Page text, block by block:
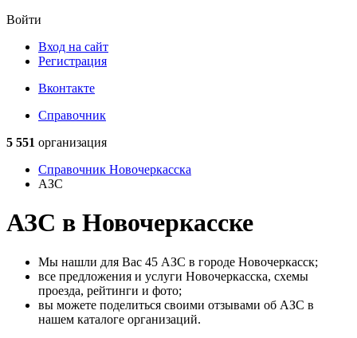
Войти
Вход на сайт
Регистрация
Вконтакте
Справочник
5 551 организация
Справочник Новочеркасска
АЗС
АЗС в Новочеркасске
Мы нашли для Вас 45 АЗС в городе Новочеркасск;
все предложения и услуги Новочеркасска, схемы
проезда, рейтинги и фото;
вы можете поделиться своими отзывами об АЗС в
нашем каталоге организаций.